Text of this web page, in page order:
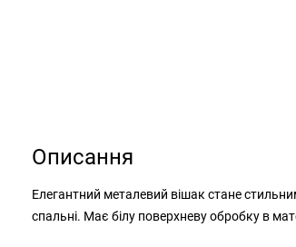
Описання
Елегантний металевий вішак стане
спальні. Має білу поверхневу обробку в